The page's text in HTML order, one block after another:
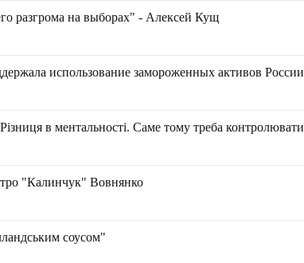
разгрома на выборах" - Алексей Кущ
использование замороженных активов России
в ментальності. Саме тому треба контролювати
"Калинчук" Вовнянко
соусом"